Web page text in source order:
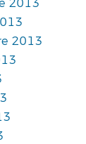
2013
2013